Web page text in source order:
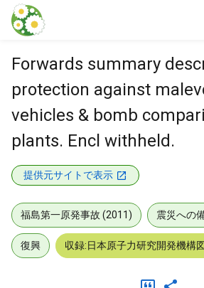
本文に飛ぶ
Forwards summary
protection against
vehicles & bomb
plants. Encl withheld.
提供元サイトで表示
福島第一原発事故 (2011) 震災への
復興 収録:日本原子力研究開発機構